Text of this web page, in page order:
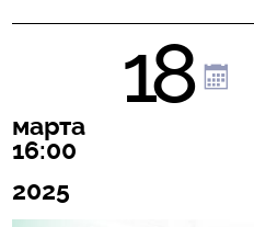
18
марта
16:00
2025